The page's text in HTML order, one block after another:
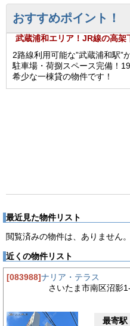
おすすめポイント！
武蔵浦和エリア！JR線の高架
2路線利用可能な”武蔵浦和駅”
駐車場・荷捌スペース完備！
希少な一棟貸の物件です！
最近見た物件リスト
閲覧済みの物件は、ありません。
近くの物件リスト
[083988]ナリア・テラス
さいたま市南区沼影
最寄駅